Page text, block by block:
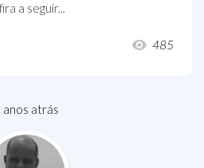
a seguir...
485
anos atrás